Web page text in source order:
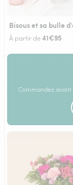
Bisous et sa bulle
À partir de41€95
Commandez avant